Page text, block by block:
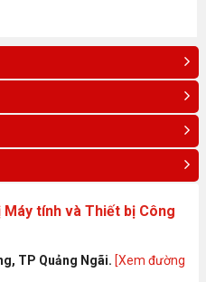
tính và Thiết bị Công
TP Quảng Ngãi. [Xem đường